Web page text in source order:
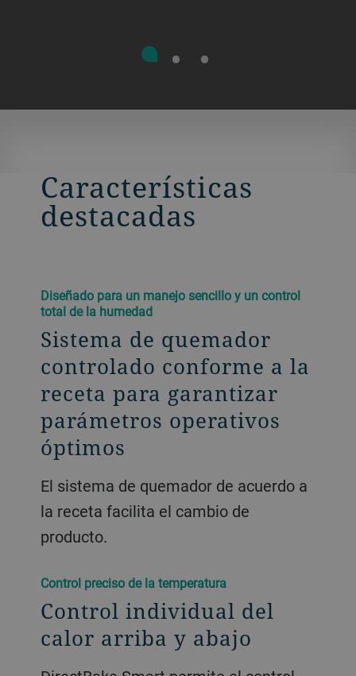
Características
destacadas
Diseñado para un manejo sencillo y un control
total de la humedad
Sistema de quemador
controlado conforme a la
receta para garantizar
parámetros operativos
óptimos
El sistema de quemador de acuerdo a
la receta facilita el cambio de
producto.
Control preciso de la temperatura
Control individual del
calor arriba y abajo